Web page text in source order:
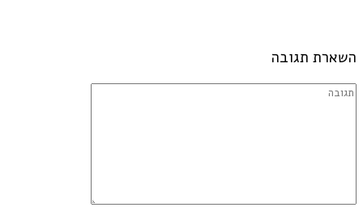
השארת תגובה